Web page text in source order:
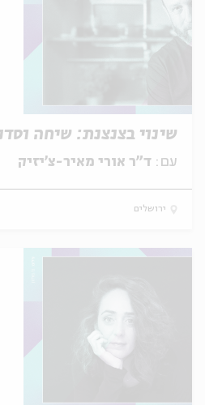
שינוי בצנצנת: שיחה
עם: ד"ר אורי מאיר-צ'יזיק
ירושלים